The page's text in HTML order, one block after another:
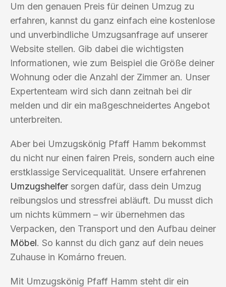
Um den genauen Preis für deinen Umzug zu
erfahren, kannst du ganz einfach eine kostenlose
und unverbindliche Umzugsanfrage auf unserer
Website stellen. Gib dabei die wichtigsten
Informationen, wie zum Beispiel die Größe deiner
Wohnung oder die Anzahl der Zimmer an. Unser
Expertenteam wird sich dann zeitnah bei dir
melden und dir ein maßgeschneidertes Angebot
unterbreiten.
Aber bei Umzugskönig Pfaff Hamm bekommst
du nicht nur einen fairen Preis, sondern auch eine
erstklassige Servicequalität. Unsere erfahrenen
Umzugshelfer sorgen dafür, dass dein Umzug
reibungslos und stressfrei abläuft. Du musst dich
um nichts kümmern – wir übernehmen das
Verpacken, den Transport und den Aufbau deiner
Möbel. So kannst du dich ganz auf dein neues
Zuhause in Komárno freuen.
Mit Umzugskönig Pfaff Hamm steht dir ein